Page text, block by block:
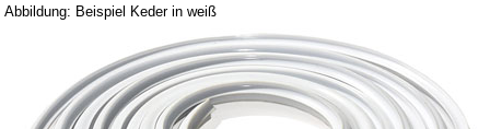
Abbildung: Beispiel Keder in weiß